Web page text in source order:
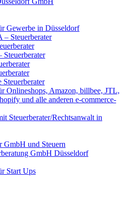
Gewerbe in Düsseldorf
– Steuerberater
Steuerberater
Steuerberater
Onlineshops, Amazon, billbee, JTL,
und alle anderen e-commerce-
Steuerberater/Rechtsanwalt in
GmbH und Steuern
GmbH Düsseldorf
Start Ups